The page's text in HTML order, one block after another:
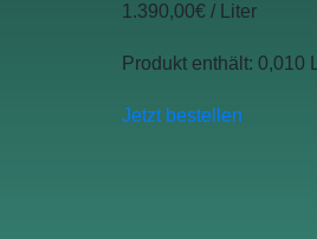
1.390,00€ / Liter
Produkt enthält: 0,010
Jetzt bestellen